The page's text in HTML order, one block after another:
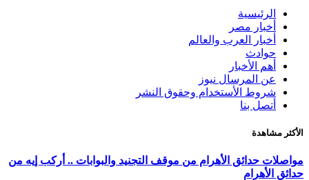
الرئيسية
أخبار مصر
أخبار العرب والعالم
حوادث
أهم الأخبار
عن المرسال نيوز
شروط الأستخدام وحقوق النشر
أتصل بنا
الأكثر مشاهدة
مواصلات حدائق الأهرام من موقف التجنيد والبوابات .. أركب إيه من
حدائق الأهرام